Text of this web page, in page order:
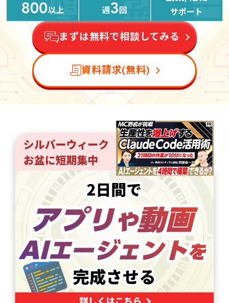
まずは無料で相談してみる
資料請求(無料)